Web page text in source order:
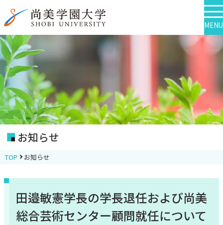
MENU
お知らせ
TOP お知らせ
田邉敏憲学長の学長退任および尚美
総合芸術センター顧問就任について